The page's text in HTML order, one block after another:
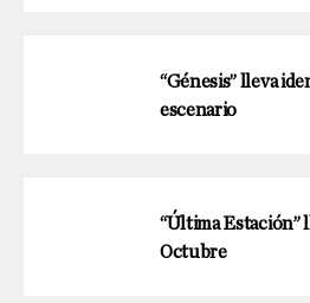
“Génesis” lleva
escenario
“Última Estación”
Octubre